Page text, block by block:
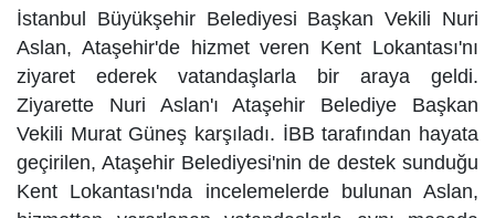
İstanbul Büyükşehir Belediyesi Başkan Vekili Nuri
Aslan, Ataşehir'de hizmet veren Kent Lokantası'nı
ziyaret ederek vatandaşlarla bir araya geldi.
Ziyarette Nuri Aslan'ı Ataşehir Belediye Başkan
Vekili Murat Güneş karşıladı. İBB tarafından hayata
geçirilen, Ataşehir Belediyesi'nin de destek sunduğu
Kent Lokantası'nda incelemelerde bulunan Aslan,